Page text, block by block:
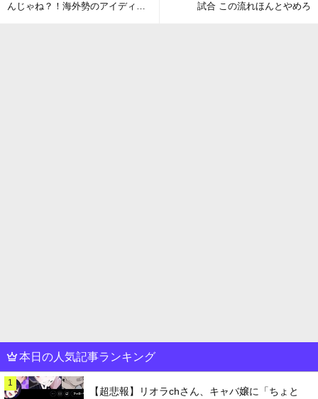
んじゃね？！海外勢のアイディア
試合 この流れほんとやめろ
本日の人気記事ランキング
1
【超悲報】リオラchさん、キャバ嬢に「ちょと